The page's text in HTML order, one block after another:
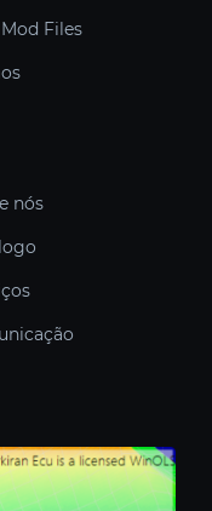
Files
nós